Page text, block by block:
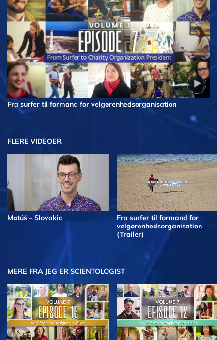
Fra surfer til formand for velgørenhedsorganisation
FLERE VIDEOER
Matúš – Slovakia
Fra surfer til formand for
velgørenhedsorganisation
(Trailer)
MERE FRA JEG ER SCIENTOLOGIST